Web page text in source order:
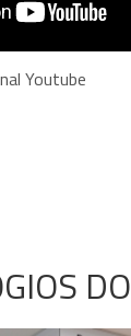
Youtube
DO